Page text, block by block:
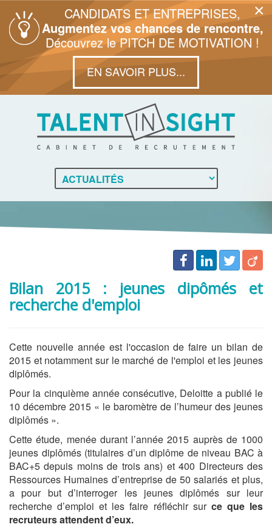
×
CANDIDATS ET ENTREPRISES,
Augmentez vos chances de rencontre,
Découvrez le PITCH DE MOTIVATION !
EN SAVOIR PLUS...
Bilan 2015 : jeunes dipômés et
recherche d'emploi
Cette nouvelle année est l'occasion de faire un bilan de
2015 et notamment sur le marché de l'emploi et les jeunes
diplômés.
Pour la cinquième année consécutive, Deloitte a publié le
10 décembre 2015 « le baromètre de l’humeur des jeunes
diplômés ».
Cette étude, menée durant l’année 2015 auprès de 1000
jeunes diplômés (titulaires d’un diplôme de niveau BAC à
BAC+5 depuis moins de trois ans) et 400 Directeurs des
Ressources Humaines d’entreprise de 50 salariés et plus,
a pour but d’interroger les jeunes diplômés sur leur
recherche d’emploi et les faire réfléchir sur ce que les
recruteurs attendent d’eux.